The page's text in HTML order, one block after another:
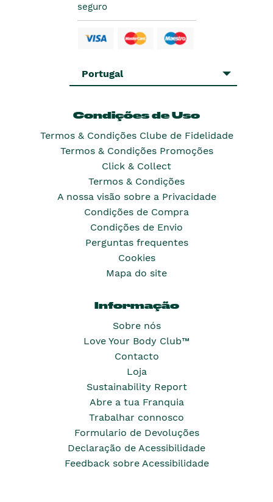
seguro
Portugal
Condições de Uso
Termos & Condições Clube de Fidelidade
Termos & Condições Promoções
Click & Collect
Termos & Condições
A nossa visão sobre a Privacidade
Condições de Compra
Condições de Envio
Perguntas frequentes
Cookies
Mapa do site
Informação
Sobre nós
Love Your Body Club™
Contacto
Loja
Sustainability Report
Abre a tua Franquia
Trabalhar connosco
Formulario de Devoluções
Declaração de Acessibilidade
Feedback sobre Acessibilidade